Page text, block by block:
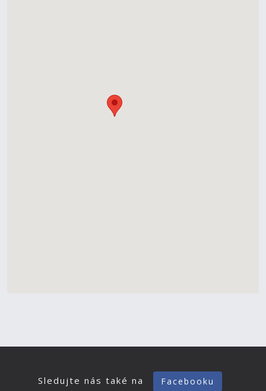
Sledujte nás také na Facebooku